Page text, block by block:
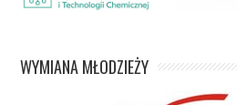
WYMIANA MŁODZIEŻY